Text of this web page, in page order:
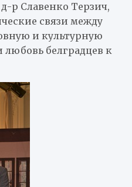
р Славенко Терзич,
связи между
и культурную
любовь белградцев к